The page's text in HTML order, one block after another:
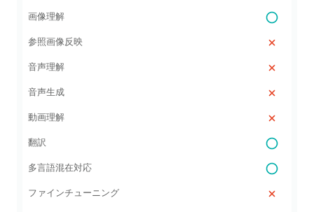
画像理解
参照画像反映
音声理解
音声生成
動画理解
翻訳
多言語混在対応
ファインチューニング